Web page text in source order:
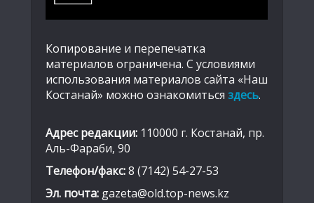
Копирование и перепечатка
материалов ограничена. С условиями
использования материалов сайта «Наш
Костанай» можно ознакомиться здесь.
Адрес редакции: 110000 г. Костанай, пр.
Аль-Фараби, 90
Телефон/факс:8 (7142) 54-27-53
Эл. почта: gazeta@old.top-news.kz